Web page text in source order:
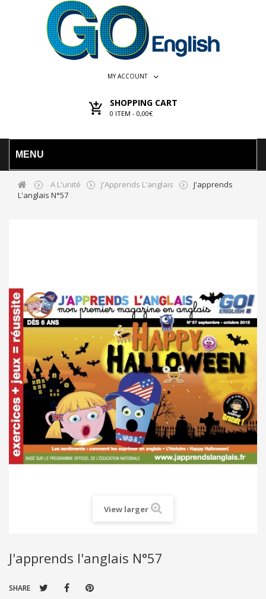
MY ACCOUNT
SHOPPING CART
0 ITEM - 0,00€
MENU
A L'unité J'Apprends L'anglais
J'apprends
L'anglais N°57
View larger
J'apprends l'anglais N°57
SHARE